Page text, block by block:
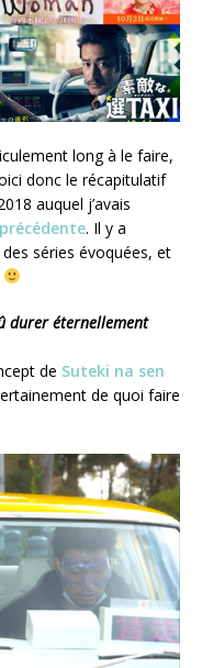
long à le faire,
donc le récapitulatif
auquel j’avais
. Il y a
séries évoquées, et
durer éternellement
de Suteki na sen
de quoi faire